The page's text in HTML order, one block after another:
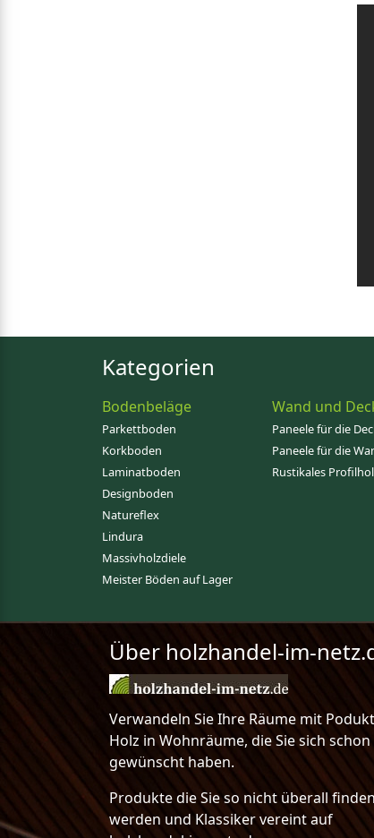
Kategorien
Bodenbeläge
Parkettboden
Korkboden
Laminatboden
Designboden
Natureflex
Lindura
Massivholzdiele
Meister Böden auf Lager
Wand und
Paneele für die
Paneele für die
Rustikales
Über holzhandel-im-
Verwandeln Sie Ihre Räume mit
Holz in Wohnräume, die Sie sich
gewünscht haben.
Produkte die Sie so nicht überall finden
werden und Klassiker vereint auf